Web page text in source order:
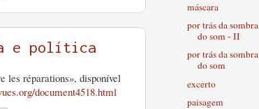
e política
les réparations», disponível
document4518.html
máscara
por trás da sombra
do som - II
por trás da sombra
do som
excerto
paisagem